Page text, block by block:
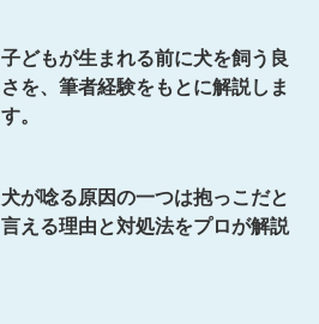
子どもが生まれる前に犬を飼う良
さを、筆者経験をもとに解説しま
す。
犬が唸る原因の一つは抱っこだと
言える理由と対処法をプロが解説